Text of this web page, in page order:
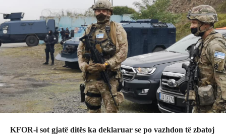
KFOR-i sot gjatë ditës ka deklaruar se po vazhdon të zbatoj